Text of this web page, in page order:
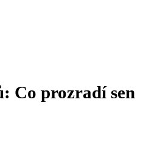
Co prozradí sen